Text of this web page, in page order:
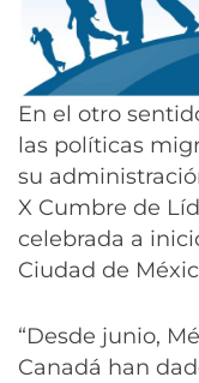
En el otro
las políticas
su
X Cumbre de
celebrada a
Ciudad de
“Desde junio,
Canadá han